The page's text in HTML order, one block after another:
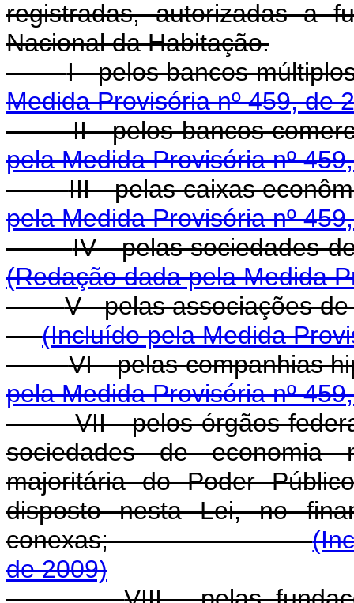
registradas, autorizadas a
Nacional da Habitação.
I - pelos
Medida Provisória nº 459, de
II - pelos
pela Medida Provisória nº
III - pelas
pela Medida Provisória nº
IV - pelas
(Redação dada pela Medida
V - pelas
(Incluído pela Medida
VI - pelas
pela Medida Provisória nº
VII - pelos órgãos
sociedades de
majoritária do Poder
disposto nesta Lei, no
conexas;
de 2009)